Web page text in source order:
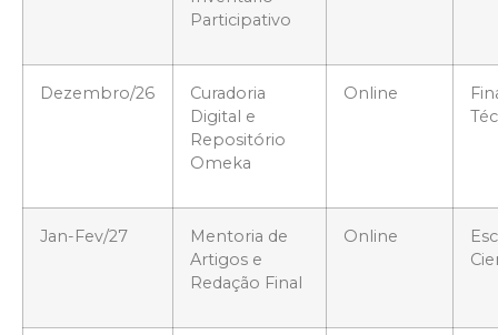
Participativo
Dezembro/26
Curadoria
Digital e
Repositório
Omeka
Online
Jan-Fev/27
Mentoria de
Artigos e
Redação Final
Online